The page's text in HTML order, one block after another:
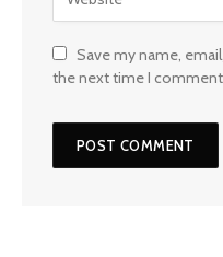
Save my name,
the next time I